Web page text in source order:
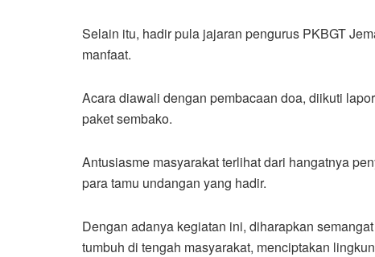
Selain itu, hadir pula jajaran pengurus PKBGT
manfaat.
Acara diawali dengan pembacaan doa, diikuti
paket sembako.
Antusiasme masyarakat terlihat dari hangatnya
para tamu undangan yang hadir.
Dengan adanya kegiatan ini, diharapkan
tumbuh di tengah masyarakat, menciptakan